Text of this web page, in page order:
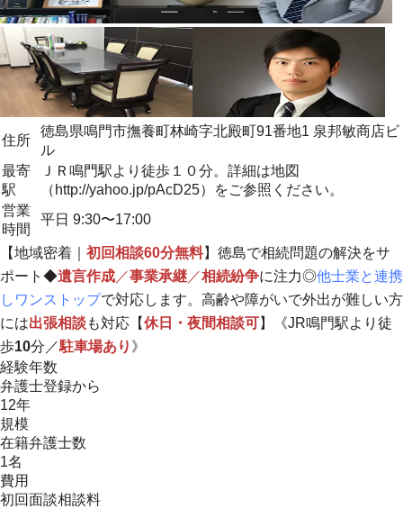
住所
徳島県鳴門市撫養町林崎字北殿町91番地1 泉邦敏商店ビ
ル
最寄
駅
ＪＲ鳴門駅より徒歩１０分。詳細は地図
（http://yahoo.jp/pAcD25）をご参照ください。
営業
時間
平日 9:30〜17:00
【地域密着 初回相談60分無料】徳島で相続問題の解決をサ
ポート◆遺言作成 ／事業承継 ／相続紛争に注力◎他士業と連携
しワンストップで対応します。高齢や障がいで外出が難しい方
には出張相談も対応【休日・夜間相談可】《JR鳴門駅より徒
歩10分／駐車場あり 》
経験年数
弁護士登録から
12年
規模
在籍弁護士数
1名
費用
初回面談相談料